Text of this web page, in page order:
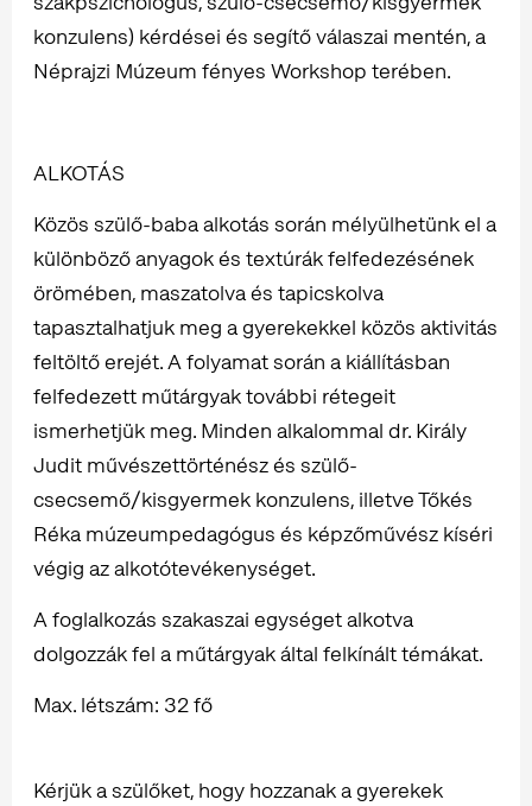
konzulens) kérdései és segítő válaszai mentén, a
Néprajzi Múzeum fényes Workshop terében.
ALKOTÁS
Közös szülő-baba alkotás során mélyülhetünk el a
különböző anyagok és textúrák felfedezésének
örömében, maszatolva és tapicskolva
tapasztalhatjuk meg a gyerekekkel közös aktivitás
feltöltő erejét. A folyamat során a kiállításban
felfedezett műtárgyak további rétegeit
ismerhetjük meg. Minden alkalommal dr. Király
Judit művészettörténész és szülő-
csecsemő/kisgyermek konzulens, illetve Tőkés
Réka múzeumpedagógus és képzőművész kíséri
végig az alkotótevékenységet.
A foglalkozás szakaszai egységet alkotva
dolgozzák fel a műtárgyak által felkínált témákat.
Max. létszám: 32 fő
Kérjük a szülőket, hogy hozzanak a gyerekek